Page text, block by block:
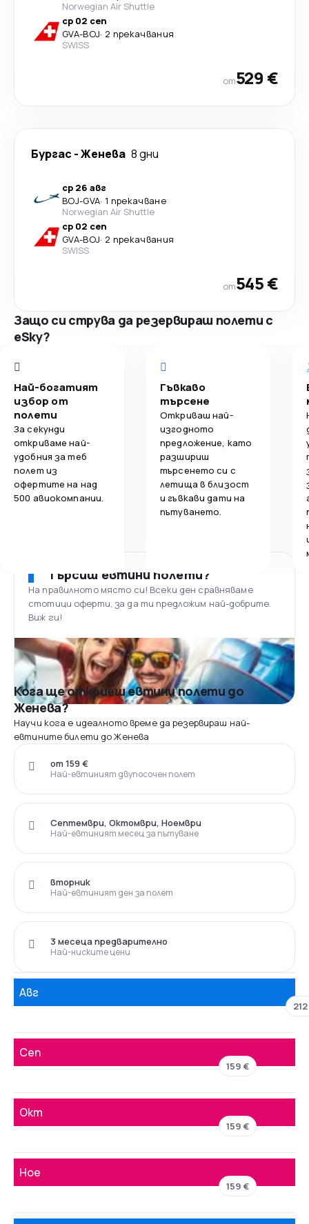
Norwegian Air Shuttle
ср 02 сеп
GVA-BOJ· 2 прекачвания
SWISS
от529 €
Бургас -Женева 8 дни
ср 26 авг
BOJ-GVA· 1 прекачване
Norwegian Air Shuttle
ср 02 сеп
GVA-BOJ· 2 прекачвания
SWISS
от545 €
Защо си струва да резервираш полети с
eSky?
Най-богатият
избор от
полети
За секунди
откриваме най-
удобния за теб
полет из
офертите на над
500 авиокомпании.
Гъвкаво
търсене
Откриваш най-
изгодното
предложение, като
разшириш
търсенето си с
летища в близост
и гъвкави дати на
пътуването.
Търсиш евтини полети?
На правилното място си! Всеки ден сравняваме
стотици оферти, за да ти предложим най-добрите.
Виж ги!
Кога ще откриеш евтини полети до
Женева?
Научи кога е идеалното време да резервираш най-
евтините билети до Женева
Най-евтиният двупосочен полет
от 159 €
Най-евтиният месец за пътуване
Септември, Октомври, Ноември
Най-евтиният ден за полет
вторник
Най-ниските цени
3 месеца предварително
Авг
Сеп
159 €
Окт
159 €
Ное
159 €